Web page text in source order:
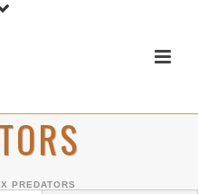
PREDATORS